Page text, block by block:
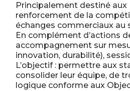
Principalement destiné
renforcement de la
échanges commerciaux au
En complément d’actions
accompagnement sur
innovation, durabilité),
L’objectif : permettre aux
consolider leur équipe, de
logique conforme aux